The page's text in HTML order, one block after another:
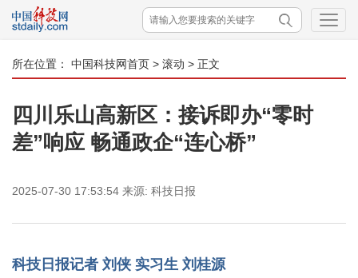
所在位置： 中国科技网首页 > 滚动 > 正文
四川乐山高新区：接诉即办“零时
差”响应 畅通政企“连心桥”
2025-07-30 17:53:54 来源: 科技日报
科技日报记者 刘侠 实习生 刘桂源